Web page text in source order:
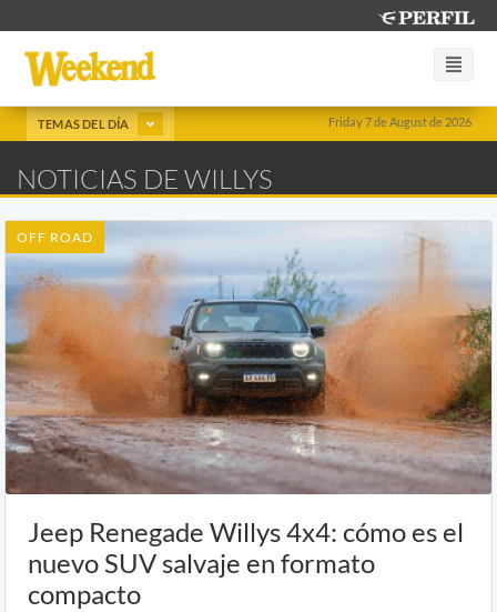
Friday 7 de August de 2026
TEMAS DEL DÍA
NOTICIAS DE WILLYS
OFF ROAD
Jeep Renegade Willys 4x4: cómo es el
nuevo SUV salvaje en formato
compacto